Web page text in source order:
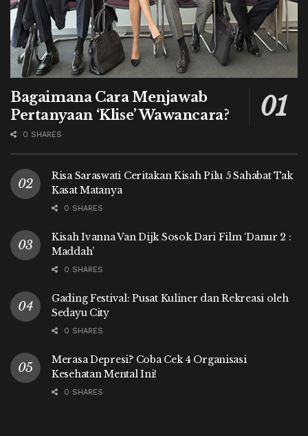
Bagaimana Cara Menjawab
Pertanyaan ‘Klise’ Wawancara?
0 SHARES
Risa Saraswati Ceritakan Kisah Pilu 5 Sahabat Tak
Kasat Matanya
0 SHARES
Kisah Ivanna Van Dijk Sosok Dari Film ‘Danur 2 :
Maddah’
0 SHARES
Gading Festival: Pusat Kuliner dan Rekreasi oleh
Sedayu City
0 SHARES
Merasa Depresi? Coba Cek 4 Organisasi
Kesehatan Mental Ini!
0 SHARES